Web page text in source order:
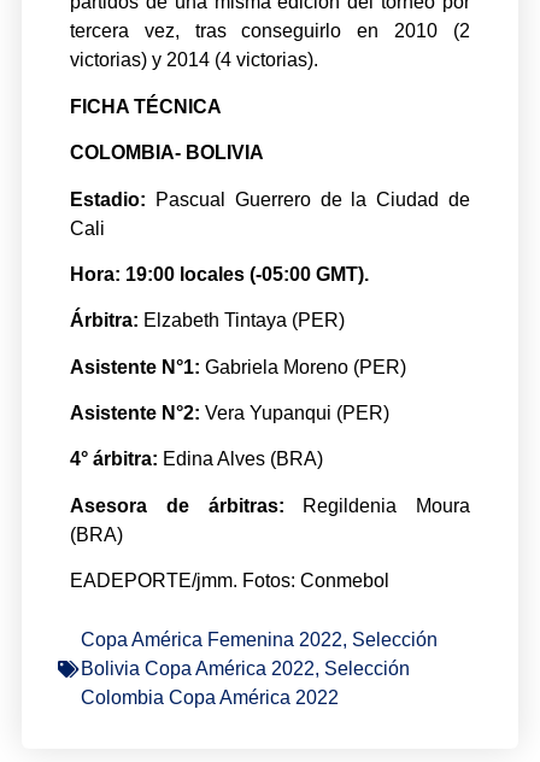
tercera vez, tras conseguirlo en 2010 (2
victorias) y 2014 (4 victorias).
FICHA TÉCNICA
COLOMBIA- BOLIVIA
Estadio:
Pascual Guerrero de la Ciudad de
Cali
Hora: 19:00 locales (-05:00 GMT).
Árbitra: Elzabeth Tintaya (PER)
Asistente N°1: Gabriela Moreno (PER)
Asistente N°2: Vera Yupanqui (PER)
4° árbitra: Edina Alves (BRA)
Asesora de árbitras:
Regildenia Moura
(BRA)
EADEPORTE/jmm. Fotos: Conmebol
Copa América Femenina 2022, Selección
Bolivia Copa América 2022, Selección
Colombia Copa América 2022